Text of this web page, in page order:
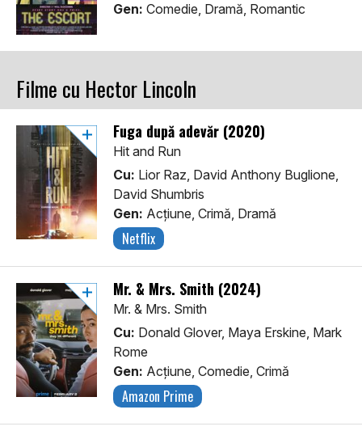
Gen: Comedie, Dramă, Romantic
Filme cu Hector Lincoln
Fuga după adevăr (2020)
Hit and Run
Cu: Lior Raz, David Anthony Buglione,
David Shumbris
Gen: Acţiune, Crimă, Dramă
Netflix
Mr. & Mrs. Smith (2024)
Mr. & Mrs. Smith
Cu: Donald Glover, Maya Erskine, Mark
Rome
Gen: Acţiune, Comedie, Crimă
Amazon Prime